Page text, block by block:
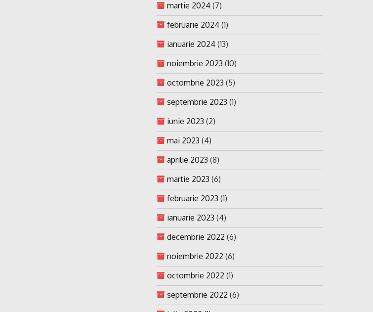
martie 2024 (7)
februarie 2024 (1)
ianuarie 2024 (13)
noiembrie 2023 (10)
octombrie 2023 (5)
septembrie 2023 (1)
iunie 2023 (2)
mai 2023 (4)
aprilie 2023 (8)
martie 2023 (6)
februarie 2023 (1)
ianuarie 2023 (4)
decembrie 2022 (6)
noiembrie 2022 (6)
octombrie 2022 (1)
septembrie 2022 (6)